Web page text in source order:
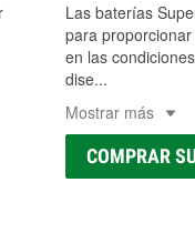
Las baterías
para
en las
dise...
Mostrar más
COMPRAR